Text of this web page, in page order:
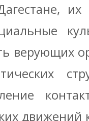
их
верующих
движений